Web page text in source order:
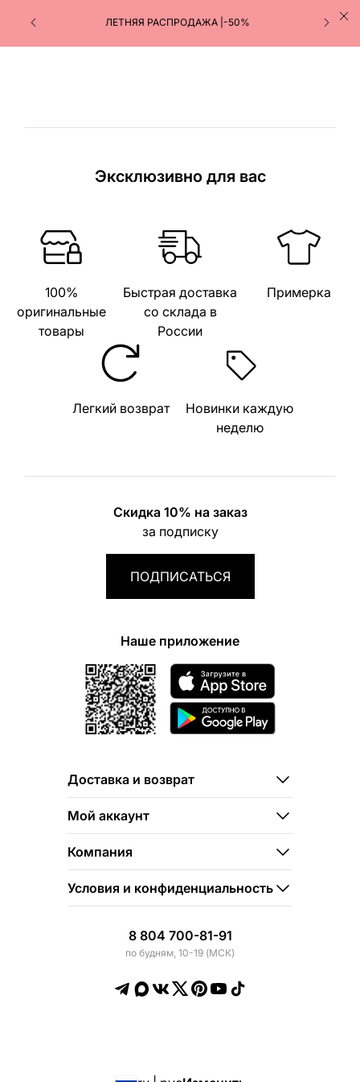
ЛЕТНЯЯ РАСПРОДАЖА |-50%
Эксклюзивно для вас
100%
оригинальные
товары
Быстрая доставка
со склада в
России
Примерка
Легкий возврат
Новинки каждую
неделю
Скидка 10% на заказ
за подписку
ПОДПИСАТЬСЯ
Наше приложение
Доставка и возврат
Мой аккаунт
Компания
Условия и конфиденциальность
8 804 700-81-91
по будням, 10-19 (МСК)